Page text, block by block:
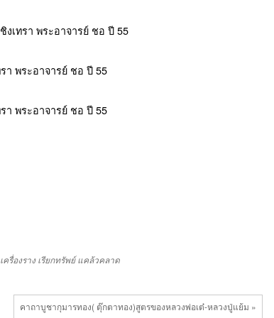
เครื่องราง เรียกทรัพย์ แคล้วคลาด
คาถาบูชากุมารทอง( ตุ๊กตาทอง)สูตรของหลวงพ่อเต๋-หลวงปู่แย้ม »